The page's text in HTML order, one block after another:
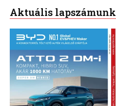
Aktuális lapszámunk